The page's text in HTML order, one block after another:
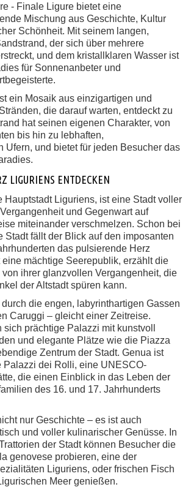
- Finale Ligure bietet eine
Mischung aus Geschichte, Kultur
Schönheit. Mit seinem langen,
der sich über mehrere
und dem kristallklaren Wasser ist
für Sonnenanbeter und
ein Mosaik aus einzigartigen und
die darauf warten, entdeckt zu
hat seinen eigenen Charakter, von
bis hin zu lebhaften,
Ufern, und bietet für jeden Besucher das
LIGURIENS ENTDECKEN
Hauptstadt Liguriens, ist eine Stadt voller
und Gegenwart auf
miteinander verschmelzen. Schon bei
Stadt fällt der Blick auf den imposanten
das pulsierende Herz
mächtige Seerepublik, erzählt die
von ihrer glanzvollen Vergangenheit, die
der Altstadt spüren kann.
die engen, labyrinthartigen Gassen
Caruggi – gleicht einer Zeitreise.
sich prächtige Palazzi mit kunstvoll
und elegante Plätze wie die Piazza
Zentrum der Stadt. Genua ist
Palazzi dei Rolli, eine UNESCO-
die einen Einblick in das Leben der
des 16. und 17. Jahrhunderts
nur Geschichte – es ist auch
und voller kulinarischer Genüsse. In
der Stadt können Besucher die
genovese probieren, eine der
Liguriens, oder frischen Fisch
Meer genießen.